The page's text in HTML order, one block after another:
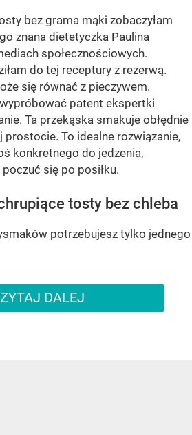
bez grama mąki zobaczyłam
znana dietetyczka Paulina
społecznościowych.
do tej receptury z rezerwą.
się równać z pieczywem.
patent ekspertki
Ta przekąska smakuje obłędnie
prostocie. To idealne rozwiązanie,
konkretnego do jedzenia,
się po posiłku.
tosty bez chleba
potrzebujesz tylko jednego
DALEJ